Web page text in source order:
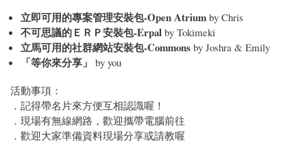
立即可用的專案管理安裝包-Open Atrium by Chris
不可思議的ＥＲＰ安裝包-Erpal by Tokimeki
立馬可用的社群網站安裝包-Commons by Joshra & Emily
「等你來分享」 by you
活動事項：
．記得帶名片來方便互相認識喔！
．現場有無線網路，歡迎攜帶電腦前往
．歡迎大家準備資料現場分享或請教喔